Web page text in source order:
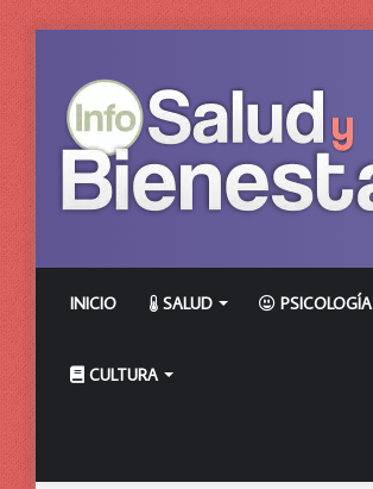
INICIO SALUD PSICOLOGÍA
CULTURA